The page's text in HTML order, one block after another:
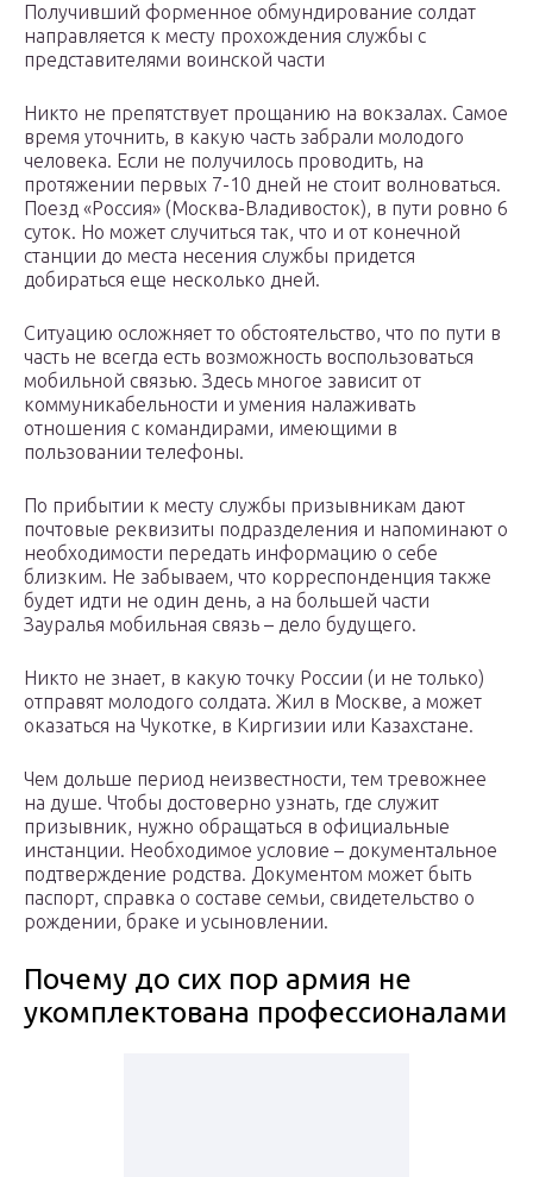
Получивший форменное обмундирование солдат
направляется к месту прохождения службы с
представителями воинской части
Никто не препятствует прощанию на вокзалах. Самое
время уточнить, в какую часть забрали молодого
человека. Если не получилось проводить, на
протяжении первых 7-10 дней не стоит волноваться.
Поезд «Россия» (Москва-Владивосток), в пути ровно 6
суток. Но может случиться так, что и от конечной
станции до места несения службы придется
добираться еще несколько дней.
Ситуацию осложняет то обстоятельство, что по пути в
часть не всегда есть возможность воспользоваться
мобильной связью. Здесь многое зависит от
коммуникабельности и умения налаживать
отношения с командирами, имеющими в
пользовании телефоны.
По прибытии к месту службы призывникам дают
почтовые реквизиты подразделения и напоминают о
необходимости передать информацию о себе
близким. Не забываем, что корреспонденция также
будет идти не один день, а на большей части
Зауралья мобильная связь – дело будущего.
Никто не знает, в какую точку России (и не только)
отправят молодого солдата. Жил в Москве, а может
оказаться на Чукотке, в Киргизии или Казахстане.
Чем дольше период неизвестности, тем тревожнее
на душе. Чтобы достоверно узнать, где служит
призывник, нужно обращаться в официальные
инстанции. Необходимое условие – документальное
подтверждение родства. Документом может быть
паспорт, справка о составе семьи, свидетельство о
рождении, браке и усыновлении.
Почему до сих пор армия не
укомплектована профессионалами